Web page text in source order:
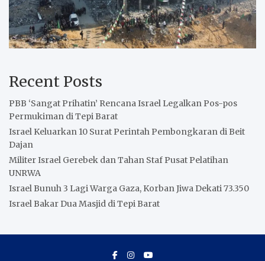
Recent Posts
PBB ‘Sangat Prihatin’ Rencana Israel Legalkan Pos-pos
Permukiman di Tepi Barat
Israel Keluarkan 10 Surat Perintah Pembongkaran di Beit
Dajan
Militer Israel Gerebek dan Tahan Staf Pusat Pelatihan
UNRWA
Israel Bunuh 3 Lagi Warga Gaza, Korban Jiwa Dekati 73.350
Israel Bakar Dua Masjid di Tepi Barat